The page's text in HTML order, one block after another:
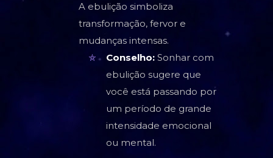
A ebulição simboliza
transformação, fervor e
mudanças intensas.
Conselho: Sonhar com
ebulição sugere que
você está passando por
um período de grande
intensidade emocional
ou mental.